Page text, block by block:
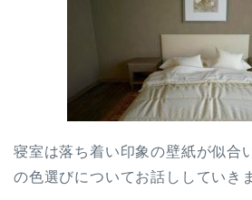
寝室は落ち着い印象の壁紙が似合
の色選びについてお話ししていき